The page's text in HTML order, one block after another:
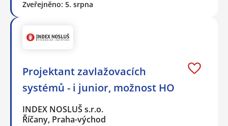
Zveřejněno: 5. srpna
Projektant zavlažovacích
systémů - i junior, možnost HO
INDEX NOSLUŠ s.r.o.
Říčany, Praha-východ